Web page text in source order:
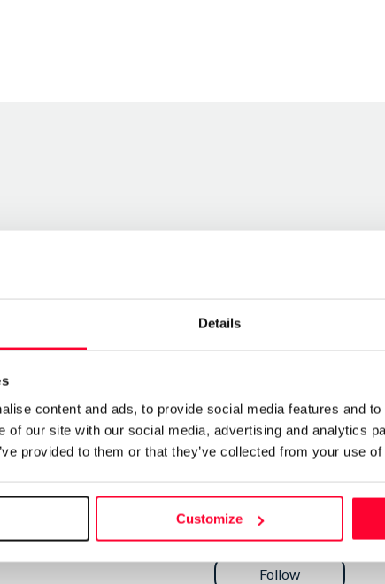
Details
content and ads, to provide social media features and
of our site with our social media, advertising and analytics
provided to them or that they’ve collected from your use
Customize
Send message
Follow